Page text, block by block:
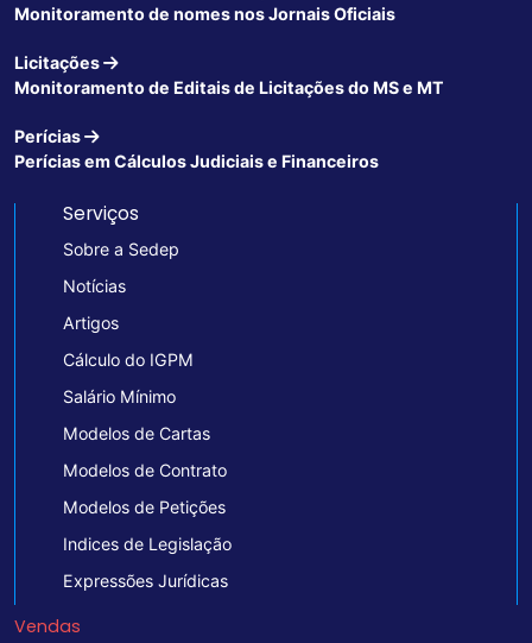
Monitoramento de nomes nos Jornais Oficiais
Licitações
Monitoramento de Editais de Licitações do MS e MT
Perícias
Perícias em Cálculos Judiciais e Financeiros
Serviços
Sobre a Sedep
Notícias
Artigos
Cálculo do IGPM
Salário Mínimo
Modelos de Cartas
Modelos de Contrato
Modelos de Petições
Indices de Legislação
Expressões Jurídicas
Vendas